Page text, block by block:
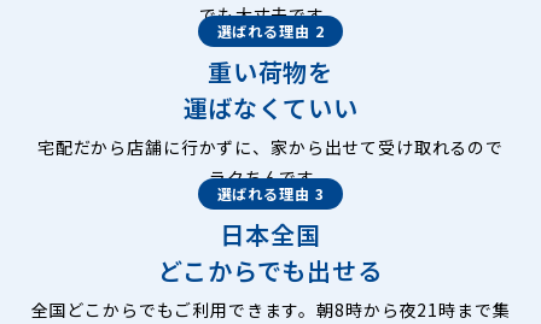
でも大丈夫です。
選ばれる理由 2
重い荷物を
運ばなくていい
宅配だから店舗に行かずに、家から出せて受け取れるので
ラクちんです。
選ばれる理由 3
日本全国
どこからでも出せる
全国どこからでもご利用できます。朝8時から夜21時まで集